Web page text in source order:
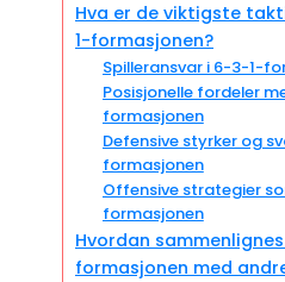
Hva er de viktigste
1-formasjonen?
Spilleransvar i 6-3-1-
Posisjonelle fordeler
formasjonen
Defensive styrker og
formasjonen
Offensive strategier
formasjonen
Hvordan
formasjonen med